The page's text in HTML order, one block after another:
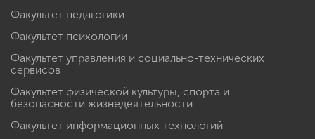
Факультет педагогики
Факультет психологии
Факультет управления и социально-технических
сервисов
Факультет физической культуры, спорта и
безопасности жизнедеятельности
Факультет информационных технологий